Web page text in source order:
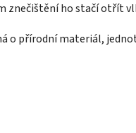
znečištění ho stačí otřít
o přírodní materiál,